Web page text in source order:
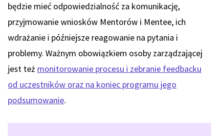
będzie mieć odpowiedzialność za komunikację,
przyjmowanie wniosków Mentorów i Mentee, ich
wdrażanie i późniejsze reagowanie na pytania i
problemy. Ważnym obowiązkiem osoby zarządzającej
jest też monitorowanie procesu i zebranie feedbacku
od uczestników oraz na koniec programu jego
podsumowanie.